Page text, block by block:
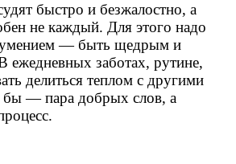
быстро и безжалостно, а
не каждый. Для этого надо
умением — быть щедрым и
заботах, рутине,
делиться теплом с другими
бы — пара добрых слов, а